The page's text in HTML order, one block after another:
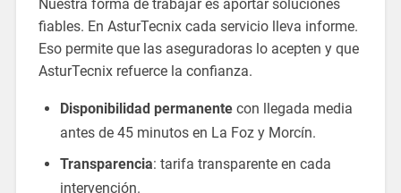
Nuestra forma de trabajar es aportar soluciones
fiables. En AsturTecnix cada servicio lleva informe.
Eso permite que las aseguradoras lo acepten y que
AsturTecnix refuerce la confianza.
Disponibilidad permanentecon llegada media
antes de 45 minutos en La Foz y Morcín.
Transparencia: tarifa transparente en cada
intervención.